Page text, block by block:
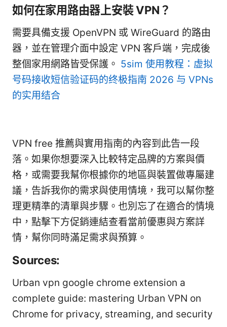
如何在家用路由器上安裝 VPN？
需要具備支援 OpenVPN 或 WireGuard 的路由
器，並在管理介面中設定 VPN 客戶端，完成後
整個家用網路皆受保護。 5sim 使用教程：虚拟
号码接收短信验证码的终极指南 2026 与 VPNs
的实用结合
VPN free 推薦與實用指南的內容到此告一段
落。如果你想要深入比較特定品牌的方案與價
格，或需要我幫你根據你的地區與裝置做專屬建
議，告訴我你的需求與使用情境，我可以幫你整
理更精準的清單與步驟。也別忘了在適合的情境
中，點擊下方促銷連結查看當前優惠與方案詳
情，幫你同時滿足需求與預算。
Sources:
Urban vpn google chrome extension a
complete guide: mastering Urban VPN on
Chrome for privacy, streaming, and security